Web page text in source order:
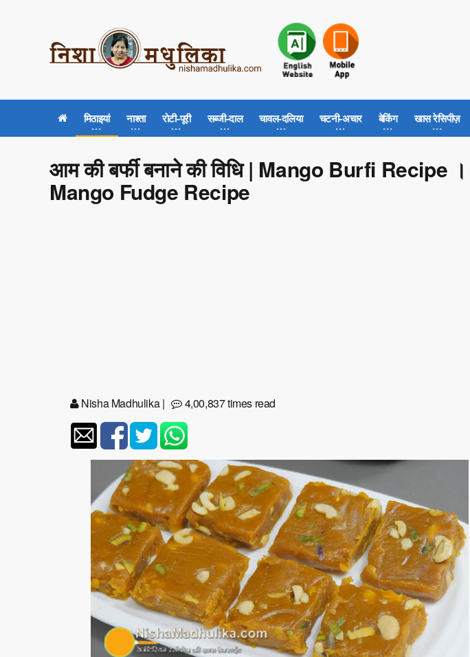
मिठाइयां नाश्ता रोटी-पूरी सब्जी-दाल चावल-दलिया चटनी-अचार बेकिंग खास रेसिपीज़
आम की बर्फी बनाने की विधि | Mango Burfi Recipe ।
Mango Fudge Recipe
Nisha Madhulika| 4,00,837 times read